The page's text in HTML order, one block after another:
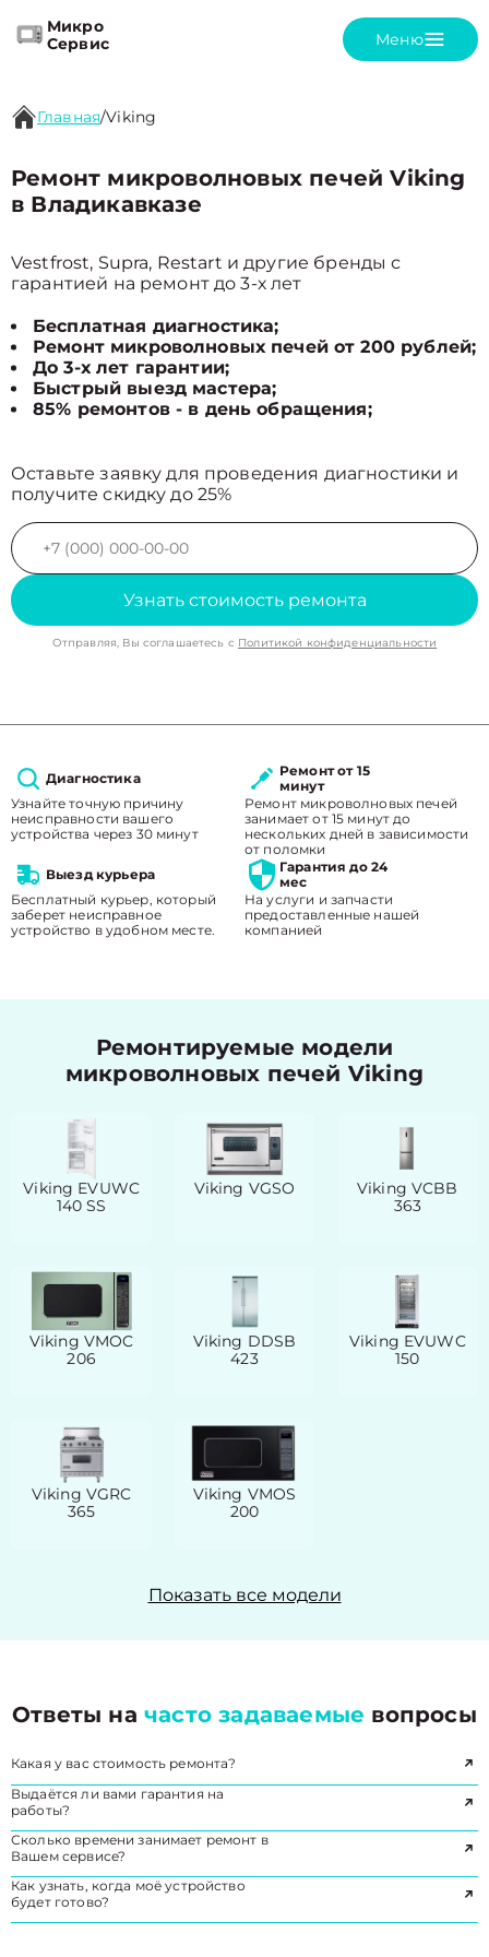
Микро
Сервис
Меню
Главная/Viking
Ремонт микроволновых печей Viking
в Владикавказе
Vestfrost, Supra, Restart и другие бренды с
гарантией на ремонт до 3-х лет
Бесплатная диагностика;
Ремонт микроволновых печей от 200 рублей;
До 3-х лет гарантии;
Быстрый выезд мастера;
85% ремонтов - в день обращения;
Оставьте заявку для проведения диагностики и
получите скидку до 25%
Узнать стоимость ремонта
Отправляя, Вы соглашаетесь с Политикой конфиденциальности
Диагностика
Узнайте точную причину
неисправности вашего
устройства через 30 минут
Ремонт от 15
минут
Ремонт микроволновых печей
занимает от 15 минут до
нескольких дней в зависимости
от поломки
Выезд курьера
Бесплатный курьер, который
заберет неисправное
устройство в удобном месте.
Гарантия до 24
мес
На услуги и запчасти
предоставленные нашей
компанией
Ремонтируемые модели
микроволновых печей Viking
Viking EVUWC
140 SS
Viking VGSO
Viking VCBB
363
Viking VMOC
206
Viking DDSB
423
Viking EVUWC
150
Viking VGRC
365
Viking VMOS
200
Показать все модели
Ответы начасто задаваемые вопросы
Какая у вас стоимость ремонта?
Выдаётся ли вами гарантия на
работы?
Сколько времени занимает ремонт в
Вашем сервисе?
Как узнать, когда моё устройство
будет готово?